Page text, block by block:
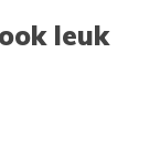
leuk